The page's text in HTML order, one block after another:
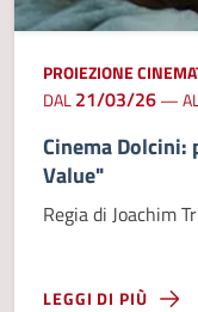
PROIEZIONE
DAL21/03/26—
Cinema
Value"
Regia di Joachim
LEGGI DI PIÙ